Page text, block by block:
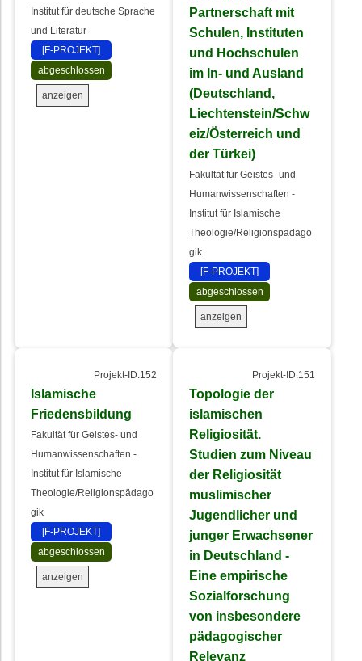
Institut für deutsche Sprache
und Literatur
[F-PROJEKT]
abgeschlossen
anzeigen
Partnerschaft mit
Schulen, Instituten
und Hochschulen
im In- und Ausland
(Deutschland,
Liechtenstein/Schw
eiz/Österreich und
der Türkei)
Fakultät für Geistes- und
Humanwissenschaften -
Institut für Islamische
Theologie/Religionspädago
gik
[F-PROJEKT]
abgeschlossen
anzeigen
Projekt-ID:152
Islamische
Friedensbildung
Fakultät für Geistes- und
Humanwissenschaften -
Institut für Islamische
Theologie/Religionspädago
gik
[F-PROJEKT]
abgeschlossen
anzeigen
Projekt-ID:151
Topologie der
islamischen
Religiosität.
Studien zum Niveau
der Religiosität
muslimischer
Jugendlicher und
junger Erwachsener
in Deutschland -
Eine empirische
Sozialforschung
von insbesondere
pädagogischer
Relevanz